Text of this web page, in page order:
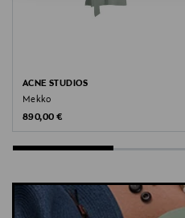
Koko
XS
Kiina
ACNE STUDIOS
Mekko
Original Price
890,00 €